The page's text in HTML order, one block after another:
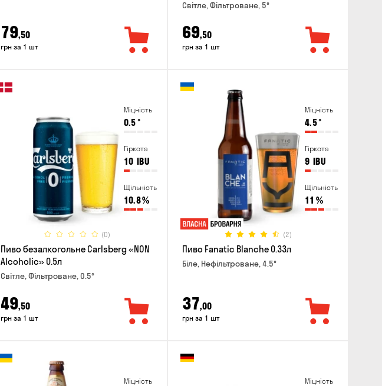
79,50
грн за 1 шт
Світле, Фільтроване, 5°
69,50
грн за 1 шт
Міцність
0.5°
Гіркота
10 IBU
Щільність
10.8%
(0)
Пиво безалкогольне Carlsberg «NON
Alcoholic» 0.5л
Світле, Фільтроване, 0.5°
49,50
грн за 1 шт
Міцність
4.5°
Гіркота
9 IBU
Щільність
11 %
(2)
Пиво Fanatic Blanche 0.33л
Біле, Нефільтроване, 4.5°
37,00
грн за 1 шт
Міцність Міцність